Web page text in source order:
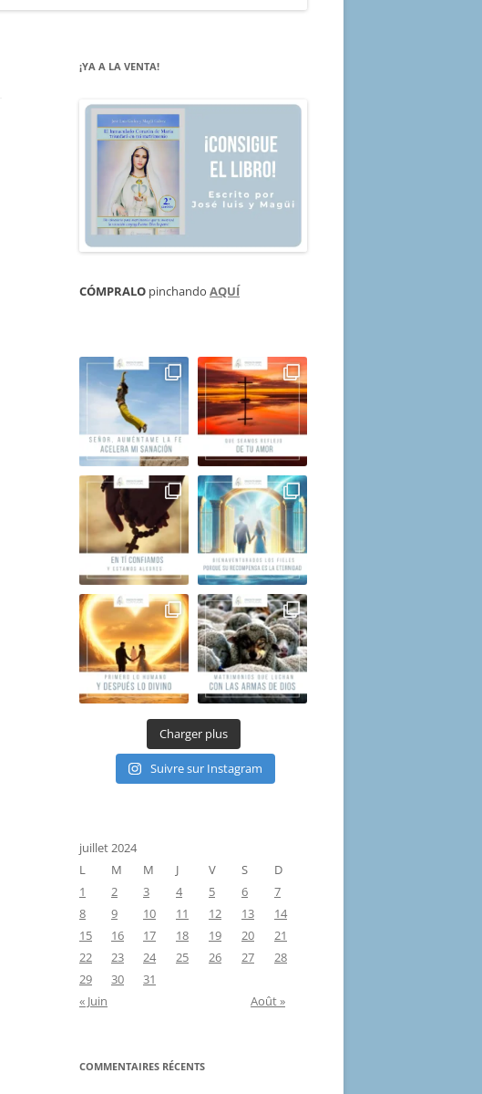
¡YA A LA VENTA!
CÓMPRALO pinchando AQUÍ
Charger plus
Suivre sur Instagram
juillet 2024
L
M M J V S
D
1
2 3 4 5 6
7
8
9 10 11 12 13
14
15
16 17 18 19 20
21
22
23 24 25 26 27
28
29
30
31
« Juin
Août »
COMMENTAIRES RÉCENTS